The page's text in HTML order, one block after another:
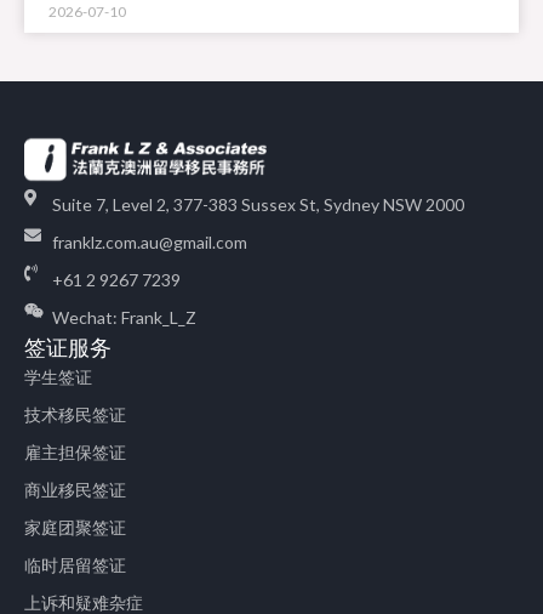
2026-07-10
Suite 7, Level 2, 377-383 Sussex St, Sydney NSW 2000
franklz.com.au@gmail.com
+61 2 9267 7239
Wechat: Frank_L_Z
签证服务
学生签证
技术移民签证
雇主担保签证
商业移民签证
家庭团聚签证
临时居留签证
上诉和疑难杂症